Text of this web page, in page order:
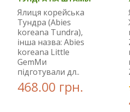
Ялиця корейська
Тундра (Abies
koreana Tundra),
інша назва: Abies
koreana Little
GemМи
підготували дл..
468.00 грн.